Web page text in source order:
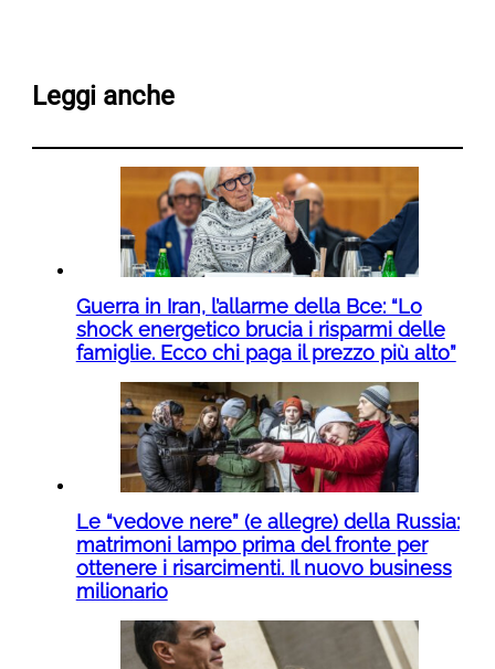
Leggi anche
Guerra in Iran, l’allarme della Bce: “Lo
shock energetico brucia i risparmi delle
famiglie. Ecco chi paga il prezzo più alto”
Le “vedove nere” (e allegre) della Russia:
matrimoni lampo prima del fronte per
ottenere i risarcimenti. Il nuovo business
milionario